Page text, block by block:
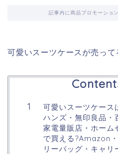
記事内に商品プロモーショ
可愛いスーツケースが売って
可愛いスーツケース
ハンズ・無印良品・
家電量販店・ホーム
で買える?Amazon
リーバッグ・キャリ